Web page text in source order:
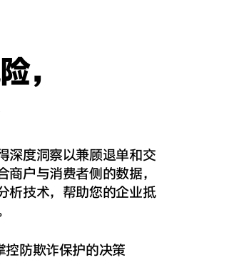
，
深度洞察以兼顾退单和交
商户与消费者侧的数据，
析技术，帮助您的企业抵
控防欺诈保护的决策